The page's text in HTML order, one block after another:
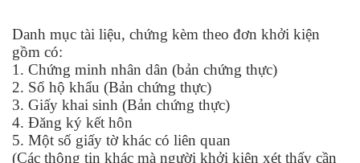
Danh mục tài liệu, chứng kèm theo đơn khởi kiện
gồm có:
1. Chứng minh nhân dân (bản chứng thực)
2. Sổ hộ khẩu (Bản chứng thực)
3. Giấy khai sinh (Bản chứng thực)
4. Đăng ký kết hôn
5. Một số giấy tờ khác có liên quan
(Các thông tin khác mà người khởi kiện xét thấy cần